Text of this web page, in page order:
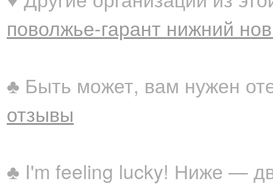
поволжье-гарант нижний
♣ Быть может, вам нужен
отзывы
♣ I'm feeling lucky! Ниже —